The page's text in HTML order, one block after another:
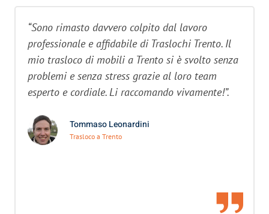
“Sono rimasto davvero colpito dal lavoro
professionale e affidabile di Traslochi Trento. Il
mio trasloco di mobili a Trento si è svolto senza
problemi e senza stress grazie al loro team
esperto e cordiale. Li raccomando vivamente!”.
Tommaso Leonardini
Trasloco a Trento